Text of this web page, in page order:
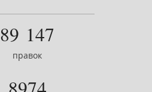
89 147
правок